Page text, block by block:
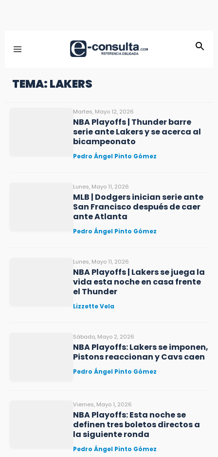
TEMA: LAKERS
Martes, Mayo 12, 2026
NBA Playoffs | Thunder barre
serie ante Lakers y se acerca al
bicampeonato
Pedro Ángel Pinto Gómez
Lunes, Mayo 11, 2026
MLB | Dodgers inician serie ante
San Francisco después de caer
ante Atlanta
Pedro Ángel Pinto Gómez
Lunes, Mayo 11, 2026
NBA Playoffs | Lakers se juega la
vida esta noche en casa frente
el Thunder
Lizzette Vela
Sábado, Mayo 2, 2026
NBA Playoffs: Lakers se imponen,
Pistons reaccionan y Cavs caen
Pedro Ángel Pinto Gómez
Viernes, Mayo 1, 2026
NBA Playoffs: Esta noche se
definen tres boletos directos a
la siguiente ronda
Pedro Ángel Pinto Gómez